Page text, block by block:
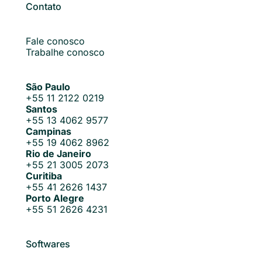
Contato
Fale conosco
Trabalhe conosco
São Paulo
+55 11 2122 0219
Santos
+55 13 4062 9577
Campinas
+55 19 4062 8962
Rio de Janeiro
+55 21 3005 2073
Curitiba
+55 41 2626 1437
Porto Alegre
+55 51 2626 4231
Softwares